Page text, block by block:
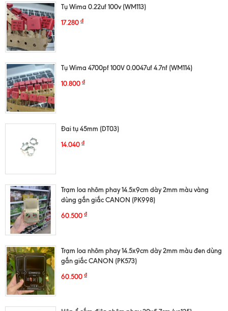
Tụ Wima 0.22uf 100v (WM113)
17.280 ₫
Tụ Wima 4700pf 100V 0.0047uf 4.7nf (WM114)
10.800 ₫
Đai tụ 45mm (DT03)
14.040 ₫
Trạm loa nhôm phay 14.5x9cm dày 2mm màu vàng
dùng gắn giắc CANON (PK998)
60.500 ₫
Trạm loa nhôm phay 14.5x9cm dày 2mm màu đen dùng
gắn giắc CANON (PK573)
60.500 ₫